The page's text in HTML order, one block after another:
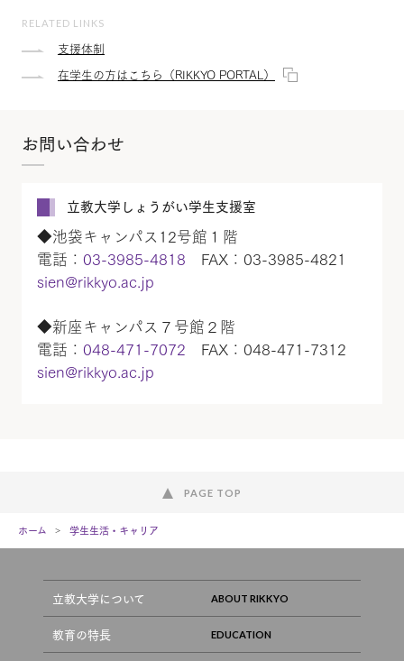
RELATED LINKS
支援体制
在学生の方はこちら（RIKKYO PORTAL）
お問い合わせ
立教大学しょうがい学生支援室
◆池袋キャンパス12号館１階
電話： 03-3985-4818 FAX：03-3985-4821
sien@rikkyo.ac.jp
◆新座キャンパス７号館２階
電話： 048-471-7072 FAX：048-471-7312
sien@rikkyo.ac.jp
PAGE TOP
ホーム 学生生活・キャリア
立教大学について
教育の特長